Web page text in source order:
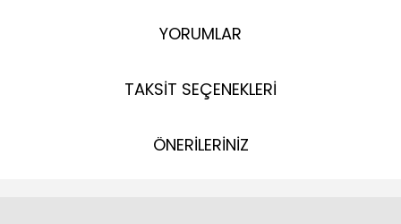
YORUMLAR
TAKSİT SEÇENEKLERİ
ÖNERİLERİNİZ